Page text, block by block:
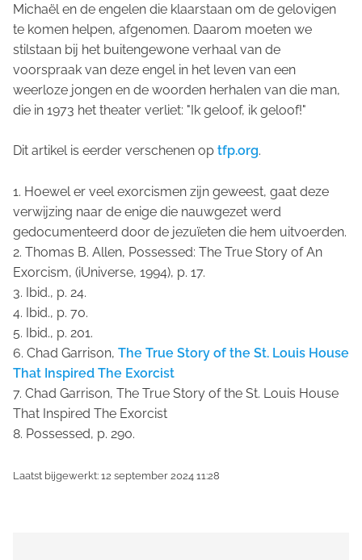
Michaël en de engelen die klaarstaan om de gelovigen
te komen helpen, afgenomen. Daarom moeten we
stilstaan bij het buitengewone verhaal van de
voorspraak van deze engel in het leven van een
weerloze jongen en de woorden herhalen van die man,
die in 1973 het theater verliet: "Ik geloof, ik geloof!"
Dit artikel is eerder verschenen op tfp.org.
1. Hoewel er veel exorcismen zijn geweest, gaat deze
verwijzing naar de enige die nauwgezet werd
gedocumenteerd door de jezuïeten die hem uitvoerden.
2. Thomas B. Allen, Possessed: The True Story of An
Exorcism, (iUniverse, 1994), p. 17.
3. Ibid., p. 24.
4. Ibid., p. 70.
5. Ibid., p. 201.
6. Chad Garrison, The True Story of the St. Louis House
That Inspired The Exorcist
7. Chad Garrison, The True Story of the St. Louis House
That Inspired The Exorcist
8. Possessed, p. 290.
Laatst bijgewerkt: 12 september 2024 11:28